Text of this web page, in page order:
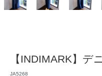
【INDIMARK】デ
JA5268